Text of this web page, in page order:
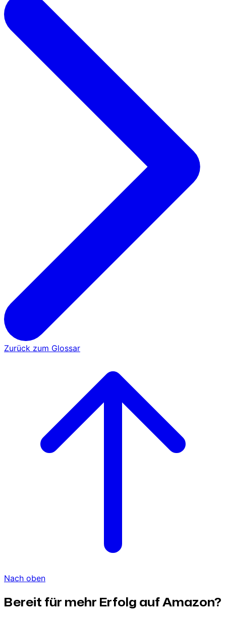
Zurück zum Glossar
Nach oben
Bereit für mehr Erfolg auf Amazon?